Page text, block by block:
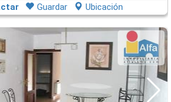
Guardar Ubicación